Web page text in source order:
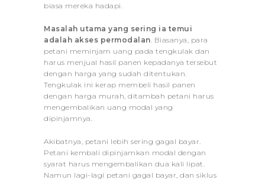
biasa mereka hadapi.
Masalah utama yang sering ia temui
adalah akses permodalan . Biasanya, para
petani meminjam uang pada tengkulak dan
harus menjual hasil panen kepadanya tersebut
dengan harga yang sudah ditentukan.
Tengkulak ini kerap membeli hasil panen
dengan harga murah, ditambah petani harus
mengembalikan uang modal yang
dipinjamnya.
Akibatnya, petani lebih sering gagal bayar.
Petani kembali dipinjamkan modal dengan
syarat harus mengembalikan dua kali lipat.
Namun lagi-lagi petani gagal bayar, dan siklus